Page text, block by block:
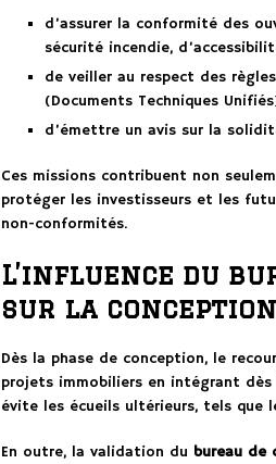
d’assurer la conformité des
sécurité incendie,
de veiller au respect des
(Documents Techniques
d’émettre un avis sur la
Ces missions contribuent non
protéger les investisseurs et les
non-conformités.
L’influence du
sur la
Dès la phase de conception, le
projets immobiliers en intégrant
évite les écueils ultérieurs, tels que
En outre, la validation du bureau de